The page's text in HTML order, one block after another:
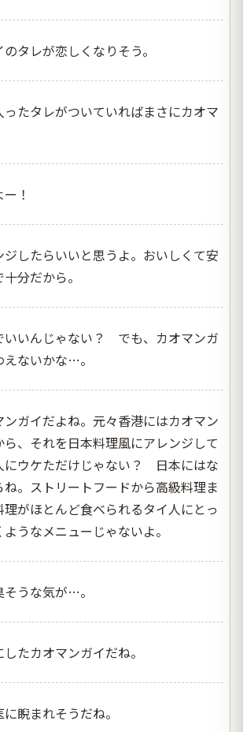
タレが恋しくなりそう。
ったタレがついていればまさにカオマ
！
したらいいと思うよ。おいしくて安
分だから。
いいんじゃない？ でも、カオマンガ
ないかな…。
ンガイだよね。元々香港にはカオマン
ら、それを日本料理風にアレンジして
にウケただけじゃない？ 日本にはな
ね。ストリートフードから高級料理ま
理がほとんど食べられるタイ人にとっ
うなメニューじゃないよ。
うな気が…。
たカオマンガイだね。
睨まれそうだね。